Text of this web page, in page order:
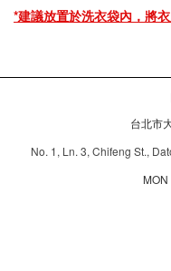
*建議放置於洗衣袋內，將
台北市
No. 1, Ln. 3, Chifeng St.,